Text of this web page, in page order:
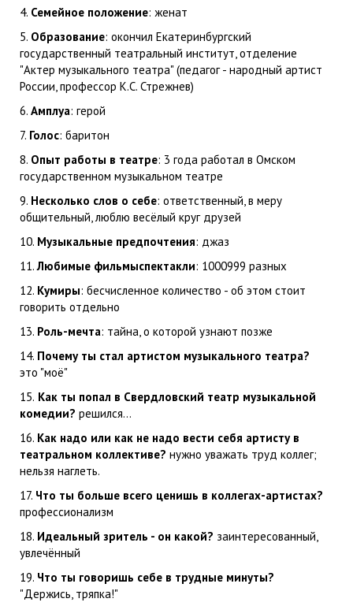
4. Семейное положение: женат
5. Образование: окончил Екатеринбургский
государственный театральный институт, отделение
"Актер музыкального театра" (педагог - народный артист
России, профессор К.С. Стрежнев)
6. Амплуа: герой
7. Голос: баритон
8. Опыт работы в театре: 3 года работал в Омском
государственном музыкальном театре
9. Несколько слов о себе: ответственный, в меру
общительный, люблю весёлый круг друзей
10. Музыкальные предпочтения: джаз
11.Любимые фильмыспектакли: 1000999 разных
12. Кумиры: бесчисленное количество - об этом стоит
говорить отдельно
13. Роль-мечта: тайна, о которой узнают позже
14. Почему ты стал артистом музыкального театра?
это "моё"
15. Как ты попал в Свердловский театр музыкальной
комедии? решился...
16. Как надо или как не надо вести себя артисту в
театральном коллективе? нужно уважать труд коллег;
нельзя наглеть.
17. Что ты больше всего ценишь в коллегах-артистах?
профессионализм
18. Идеальный зритель - он какой? заинтересованный,
увлечённый
19. Что ты говоришь себе в трудные минуты?
"Держись, тряпка!"